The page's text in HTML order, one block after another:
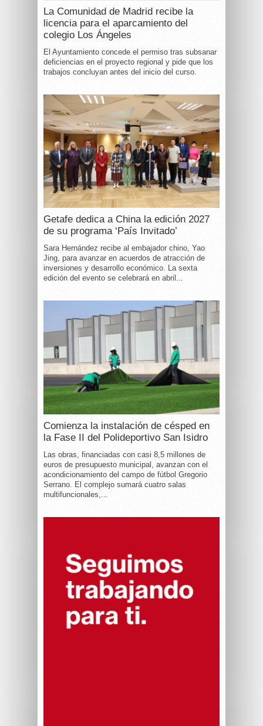
La Comunidad de Madrid recibe la
licencia para el aparcamiento del
colegio Los Ángeles
El Ayuntamiento concede el permiso tras subsanar
deficiencias en el proyecto regional y pide que los
trabajos concluyan antes del inicio del curso.
Getafe dedica a China la edición 2027
de su programa ‘País Invitado’
Sara Hernández recibe al embajador chino, Yao
Jing, para avanzar en acuerdos de atracción de
inversiones y desarrollo económico. La sexta
edición del evento se celebrará en abril...
Comienza la instalación de césped en
la Fase II del Polideportivo San Isidro
Las obras, financiadas con casi 8,5 millones de
euros de presupuesto municipal, avanzan con el
acondicionamiento del campo de fútbol Gregorio
Serrano. El complejo sumará cuatro salas
multifuncionales,...